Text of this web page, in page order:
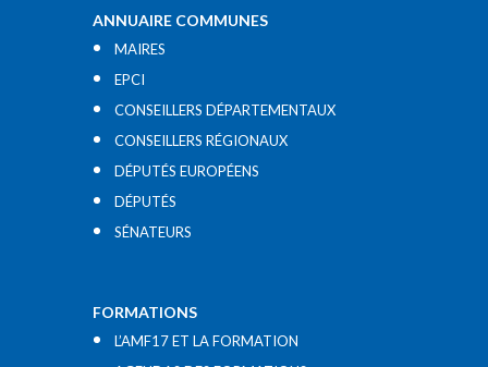
ANNUAIRE COMMUNES
MAIRES
EPCI
CONSEILLERS DÉPARTEMENTAUX
CONSEILLERS RÉGIONAUX
DÉPUTÉS EUROPÉENS
DÉPUTÉS
SÉNATEURS
FORMATIONS
L’AMF17 ET LA FORMATION